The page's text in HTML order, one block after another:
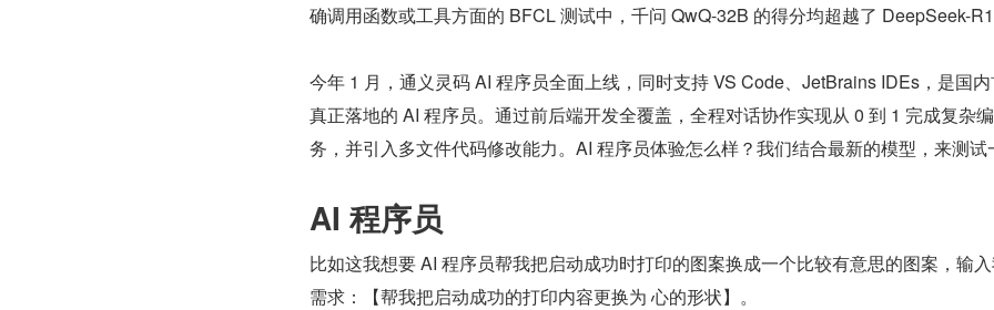
确调用函数或工具方面的 BFCL 测试中，千问 QwQ-32B 的得分均超越了 DeepSeek-
今年 1 月，通义灵码 AI 程序员全面上线，同时支持 VS Code、JetBrains IDEs，是国
真正落地的 AI 程序员。通过前后端开发全覆盖，全程对话协作实现从 0 到 1 完成复杂
务，并引入多文件代码修改能力。AI 程序员体验怎么样？我们结合最新的模型，来测试
AI 程序员
比如这我想要 AI 程序员帮我把启动成功时打印的图案换成一个比较有意思的图案，输
需求：【帮我把启动成功的打印内容更换为 心的形状】。